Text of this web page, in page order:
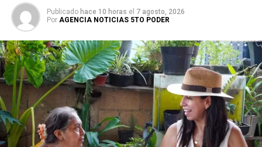
Publicado hace 10 horas el 7 agosto, 2026
Por AGENCIA NOTICIAS 5TO PODER